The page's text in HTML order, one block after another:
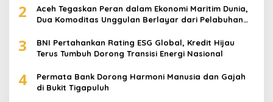
2
Aceh Tegaskan Peran dalam Ekonomi Maritim Dunia,
Dua Komoditas Unggulan Berlayar dari Pelabuhan
3
BNI Pertahankan Rating ESG Global, Kredit Hijau
Terus Tumbuh Dorong Transisi Energi Nasional
4
Permata Bank Dorong Harmoni Manusia dan Gajah
di Bukit Tigapuluh